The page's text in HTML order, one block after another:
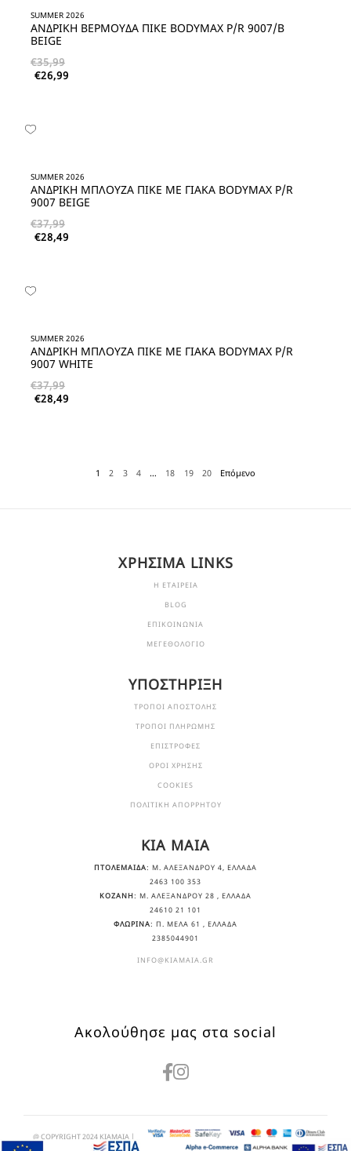
SUMMER 2026
ΑΝΔΡΙΚΗ ΒΕΡΜΟΥΔΑ ΠΙΚΕ BODYMAX P/R 9007/Β
BEIGE
€35,99
€26,99
SUMMER 2026
ΑΝΔΡΙΚΗ ΜΠΛΟΥΖΑ ΠΙΚΕ ΜΕ ΓΙΑΚΑ BODYMAX P/R
9007 BEIGE
€37,99
€28,49
SUMMER 2026
ΑΝΔΡΙΚΗ ΜΠΛΟΥΖΑ ΠΙΚΕ ΜΕ ΓΙΑΚΑ BODYMAX P/R
9007 WHITE
€37,99
€28,49
1 2 3 4 … 18 19 20 Επόμενο
ΧΡΗΣΙΜΑ LINKS
Η ΕΤΑΙΡΕΙΑ
BLOG
ΕΠΙΚΟΙΝΩΝΙΑ
ΜΕΓΕΘΟΛΟΓΙΟ
ΥΠΟΣΤΗΡΙΞΗ
ΤΡΟΠΟΙ ΑΠΟΣΤΟΛΗΣ
ΤΡΟΠΟΙ ΠΛΗΡΩΜΗΣ
ΕΠΙΣΤΡΟΦΕΣ
ΟΡΟΙ ΧΡΗΣΗΣ
COOKIES
ΠΟΛΙΤΙΚΗ ΑΠΟΡΡΗΤΟΥ
KIA MAIA
ΠΤΟΛΕΜΑΙΔΑ: Μ. ΑΛΕΞΆΝΔΡΟΥ 4, ΕΛΛΆΔΑ
2463 100 353
ΚΟΖΑΝΗ: Μ. ΑΛΕΞΆΝΔΡΟΥ 28 , ΕΛΛΆΔΑ
24610 21 101
ΦΛΩΡΙΝΑ: Π. ΜΕΛΑ 61 , ΕΛΛΆΔΑ
2385044901
INFO@KIAMAIA.GR
Ακολούθησε μας στα social
@ COPYRIGHT 2024 KIAMAIA |
WEB-MATE